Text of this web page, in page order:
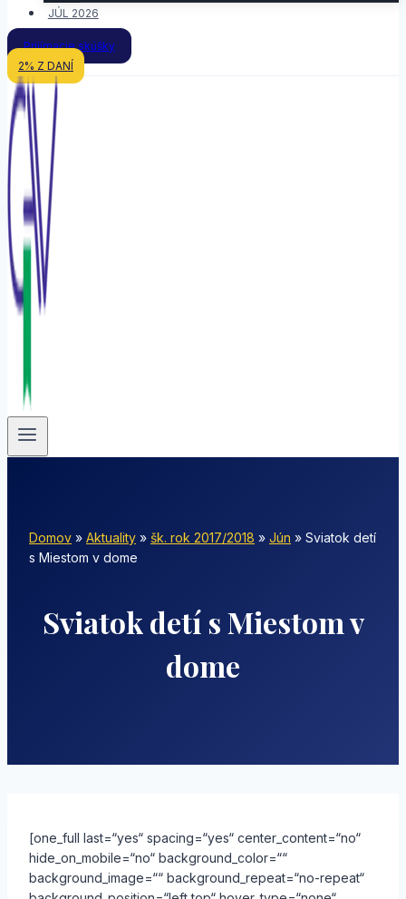
JÚL 2026
Prijímacie skúšky
2% Z DANÍ
Domov » Aktuality » šk. rok 2017/2018 » Jún » Sviatok detí
s Miestom v dome
Sviatok detí s Miestom v
dome
[one_full last=“yes“ spacing=“yes“ center_content=“no“
hide_on_mobile=“no“ background_color=““
background_image=““ background_repeat=“no-repeat“